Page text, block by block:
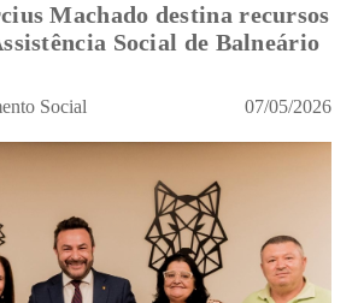
Machado destina recursos
Social de Balneário
Social 07/05/2026